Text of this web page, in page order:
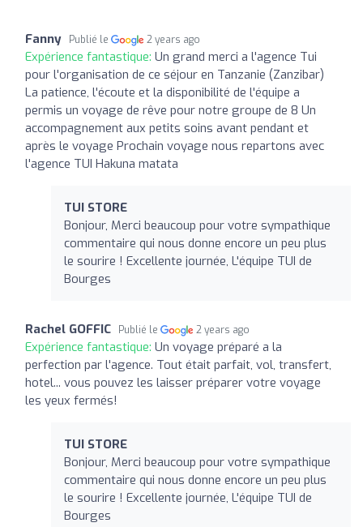
Fanny Publié le 2 years ago
Expérience fantastique: Un grand merci a l'agence Tui
pour l'organisation de ce séjour en Tanzanie (Zanzibar)
La patience, l'écoute et la disponibilité de l'équipe a
permis un voyage de rêve pour notre groupe de 8 Un
accompagnement aux petits soins avant pendant et
après le voyage Prochain voyage nous repartons avec
l'agence TUI Hakuna matata
TUI STORE
Bonjour, Merci beaucoup pour votre sympathique
commentaire qui nous donne encore un peu plus
le sourire ! Excellente journée, L'équipe TUI de
Bourges
Rachel GOFFIC Publié le 2 years ago
Expérience fantastique: Un voyage préparé a la
perfection par l'agence. Tout était parfait, vol, transfert,
hotel... vous pouvez les laisser préparer votre voyage
les yeux fermés!
TUI STORE
Bonjour, Merci beaucoup pour votre sympathique
commentaire qui nous donne encore un peu plus
le sourire ! Excellente journée, L'équipe TUI de
Bourges